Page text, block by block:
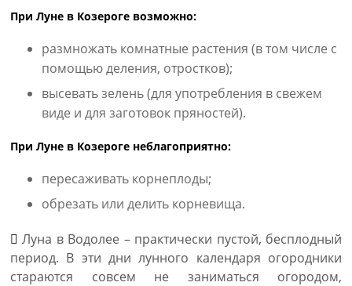
При Луне в Козероге возможно:
размножать комнатные растения (в том числе с
помощью деления, отростков);
высевать зелень (для употребления в свежем
виде и для заготовок пряностей).
При Луне в Козероге неблагоприятно:
пересаживать корнеплоды;
обрезать или делить корневища.
Луна в Водолее – практически пустой, бесплодный
период. В эти дни лунного календаря огородники
стараются совсем не заниматься огородом,